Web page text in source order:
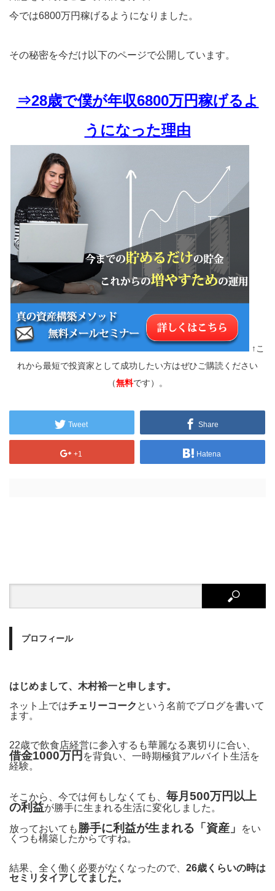
今では6800万円稼げるようになりました。
その秘密を今だけ以下のページで公開しています。
⇒28歳で僕が年収6800万円稼げるよ
うになった理由
↑こ
れから最短で投資家として成功したい方はぜひご購読ください
（無料です）。
Tweet Share
+1 Hatena
プロフィール
はじめまして、木村裕一と申します。
ネット上ではチェリーコーク という名前でブログを書いて
ます。
22歳で飲食店経営に参入するも華麗なる裏切りに合い、
借金1000万円 を背負い、一時期極貧アルバイト生活を
経験。
そこから、今では何もしなくても、 毎月500万円以上
の利益が勝手に生まれる生活に変化しました。
放っておいても 勝手に利益が生まれる「資産」
をい
くつも構築したからですね。
結果、全く働く必要がなくなったので、 26歳くらいの時は
セミリタイアしてました。